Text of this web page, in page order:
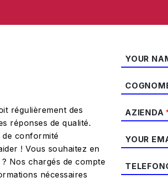
régulièrement des
réponses de qualité.
de conformité
! Vous souhaitez en
Nos chargés de compte
nécessaires
YOUR
AZIENDA
YOUR